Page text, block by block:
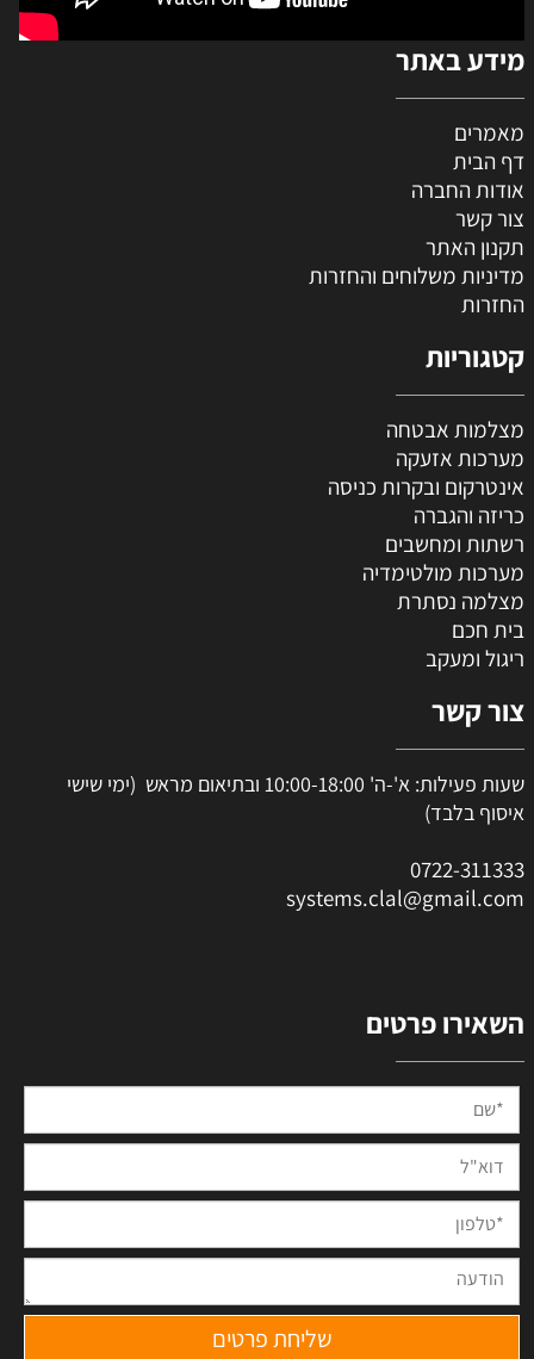
מידע באתר
מאמרים
דף הבית
אודות החברה
צור קשר
תקנון האתר
מדיניות משלוחים והחזרות
החזרות
קטגוריות
מצלמות אבטחה
מערכות אזעקה
אינטרקום ובקרות כניסה
כריזה והגברה
רשתות ומחשבים
מערכות מולטימדיה
מצלמה נסתרת
בית חכם
ריגול ומעקב
צור קשר
שעות פעילות: א'-ה' 10:00-18:00 ובתיאום מראש (ימי שישי
איסוף בלבד)
0722-311333
systems.clal@gmail.com
השאירו פרטים